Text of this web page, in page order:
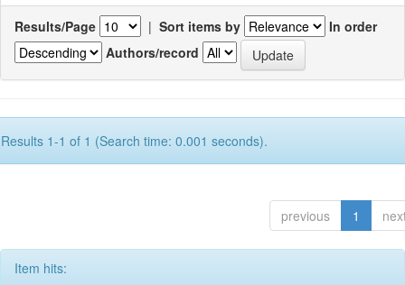
Results/Page | Sort items by
In order
Authors/record
Results 1-1 of 1 (Search time: 0.001 seconds).
previous 1
Item hits: